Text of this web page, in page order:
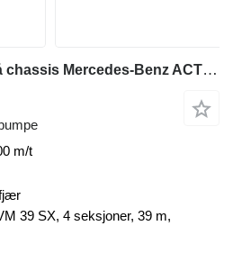
Schwing KVM 39 SX på chassis Mercedes-Benz ACTROS 2636 mp3 6x4 Schwing 39m pump 2012model
m/t
39 SX, 4 seksjoner, 39 m,